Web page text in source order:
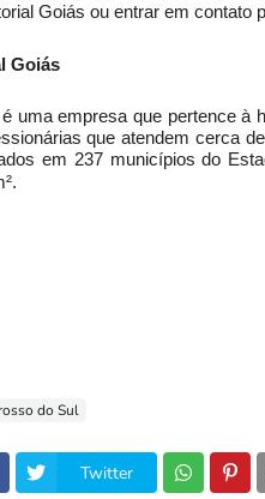
Goiás ou entrar em contato
Goiás
uma empresa que pertence à
que atendem cerca
em 237 municípios do
do Sul
Twitter